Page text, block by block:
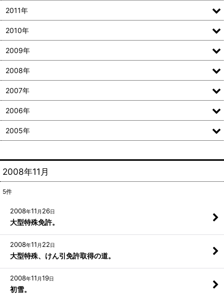
2008年11月
5件
2008年11 月 26日
大型特殊免許。
2008年11 月 22日
大型特殊、けん引免許取得の道。
2008年11 月19日
初雪。
2011年
2010年
2009年
2008年
2007年
2006年
2005年